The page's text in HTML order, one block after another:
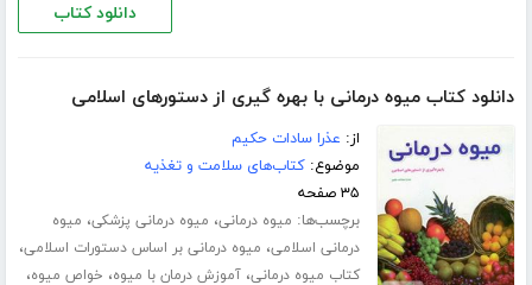
دانلود کتاب
دانلود کتاب میوه درمانی با بهره گیری از دستورهای اسلامی
از: عذرا سادات حکیم
موضوع:کتاب‌های سلامت و تغذیه
۳۵ صفحه
برچسب‌ها: میوه درمانی، میوه درمانی پزشکی، میوه
درمانی اسلامی، میوه درمانی بر اساس دستورات اسلامی،
کتاب میوه درمانی،آموزش درمان با میوه، خواص میوه،